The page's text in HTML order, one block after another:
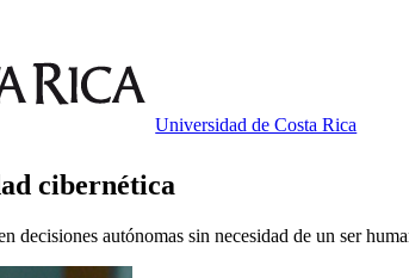
Universidad de Costa Rica
cibernética
decisiones autónomas sin necesidad de un ser